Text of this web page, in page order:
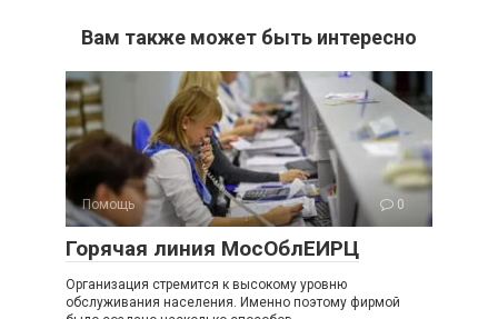
Вам также может быть интересно
Помощь 0
Горячая линия МосОблЕИРЦ
Организация стремится к высокому уровню
обслуживания населения. Именно поэтому фирмой